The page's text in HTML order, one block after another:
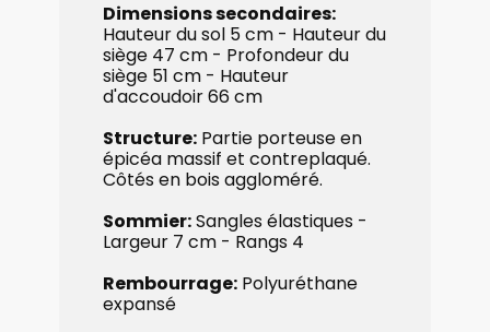
Dimensions secondaires:
Hauteur du sol 5 cm - ​Hauteur du
siège 47 cm - Profondeur ​du
siège 51 cm - ​Hauteur
d'accoudoir 66 cm
Structure: ​Partie porteuse en
épicéa massif et contreplaqué.
Côtés en bois aggloméré.
Sommier:Sangles ​élastiques -
Largeur 7 cm - Rangs 4
Rembourrage: ​Polyuréthane
expansé